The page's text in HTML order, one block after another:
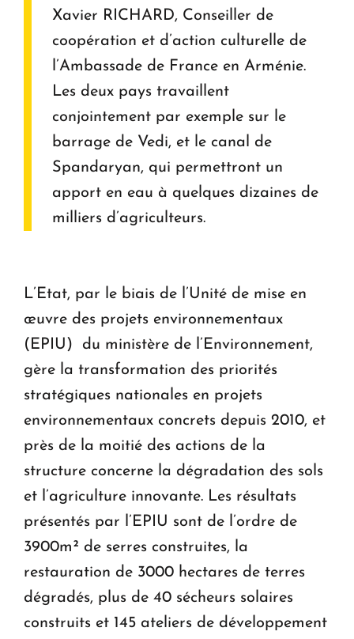
Xavier RICHARD, Conseiller de
coopération et d’action culturelle de
l’Ambassade de France en Arménie.
Les deux pays travaillent
conjointement par exemple sur le
barrage de Vedi, et le canal de
Spandaryan, qui permettront un
apport en eau à quelques dizaines de
milliers d’agriculteurs.
L’Etat, par le biais de l’Unité de mise en
œuvre des projets environnementaux
(EPIU) du ministère de l’Environnement,
gère la transformation des priorités
stratégiques nationales en projets
environnementaux concrets depuis 2010, et
près de la moitié des actions de la
structure concerne la dégradation des sols
et l’agriculture innovante. Les résultats
présentés par l’EPIU sont de l’ordre de
3900m² de serres construites, la
restauration de 3000 hectares de terres
dégradés, plus de 40 sécheurs solaires
construits et 145 ateliers de développement